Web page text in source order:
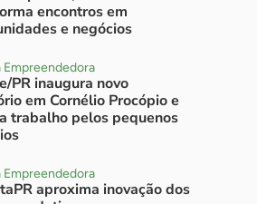
encontros em
e negócios
Empreendedora
PR inaugura novo
em Cornélio Procópio e
trabalho pelos pequenos
Empreendedora
aproxima inovação dos